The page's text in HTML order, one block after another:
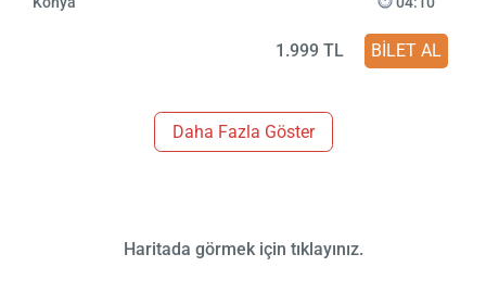
1.999 TL BİLET AL
Daha Fazla Göster
Haritada görmek için tıklayınız.